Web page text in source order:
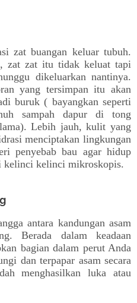
zat buangan keluar tubuh.
zat zat itu tidak keluat tapi
dikeluarkan nantinya.
yang tersimpan itu akan
buruk ( bayangkan seperti
sampah dapur di tong
Lebih jauh, kulit yang
menciptakan lingkungan
penyebab bau agar hidup
kelinci kelinci mikroskopis.
antara kandungan asam
Berada dalam keadaan
bagian dalam perut Anda
dan terpapar asam secara
menghasilkan luka atau